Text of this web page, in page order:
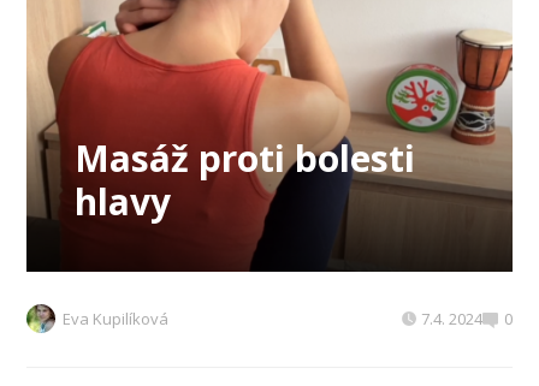
Masáž proti bolesti
hlavy
Eva Kupilíková 7.4. 2024 0